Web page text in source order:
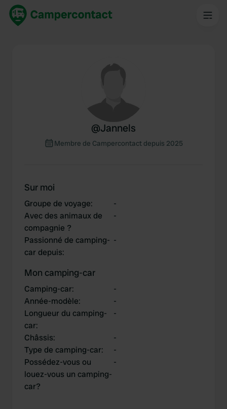
@Jannels
Membre de Campercontact depuis 2025
Sur moi
Groupe de voyage:
-
Avec des animaux de
compagnie ?
-
Passionné de camping-
car depuis:
-
Mon camping-car
Camping-car:
-
Année-modèle:
-
Longueur du camping-
car:
-
Châssis:
-
Type de camping-car:
-
Possédez-vous ou
louez-vous un camping-
car?
-